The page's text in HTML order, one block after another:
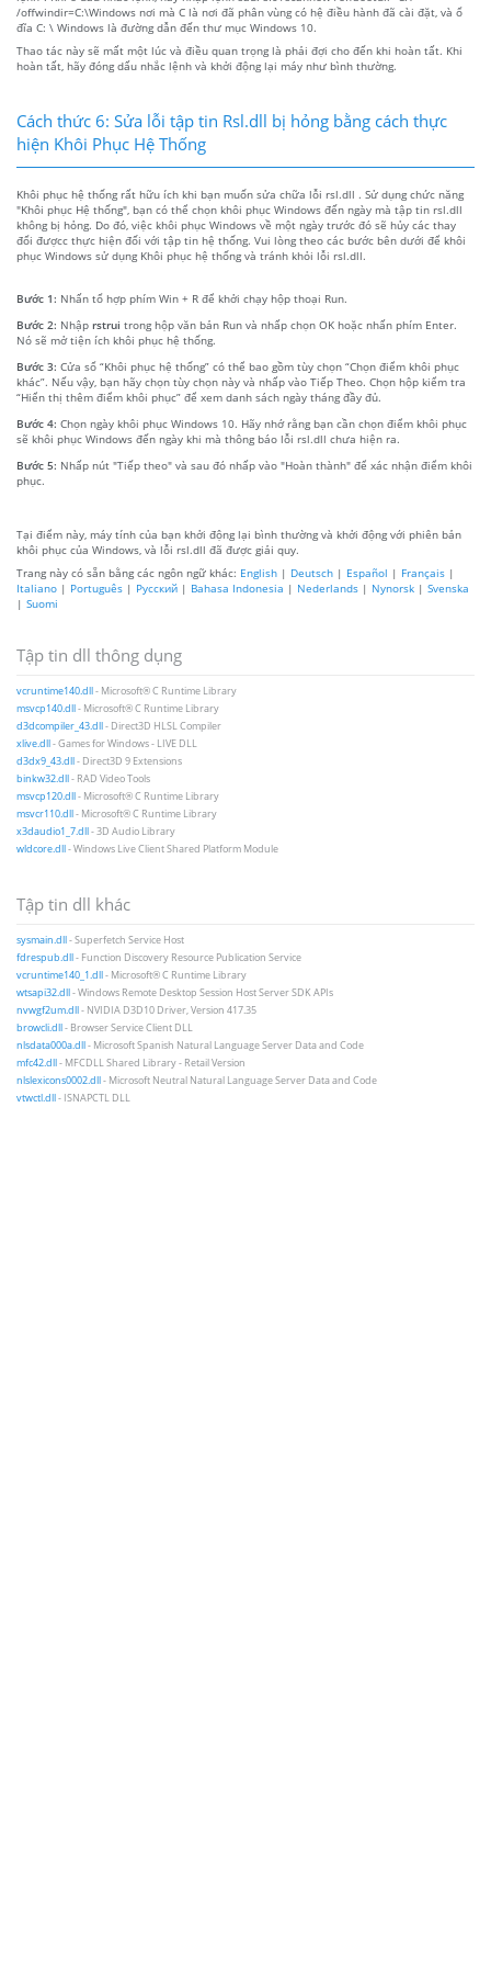
/offwindir=C:\Windows nơi mà C là nơi đã phân vùng có hệ điều hành đã cài đặt, và ổ
đĩa C: \ Windows là đường dẫn đến thư mục Windows 10.
Thao tác này sẽ mất một lúc và điều quan trọng là phải đợi cho đến khi hoàn tất. Khi
hoàn tất, hãy đóng dấu nhắc lệnh và khởi động lại máy như bình thường.
Cách thức 6: Sửa lỗi tập tin Rsl.dll bị hỏng bằng cách thực
hiện Khôi Phục Hệ Thống
Khôi phục hệ thống rất hữu ích khi bạn muốn sửa chữa lỗi rsl.dll . Sử dụng chức năng
"Khôi phục Hệ thống", bạn có thể chọn khôi phục Windows đến ngày mà tập tin rsl.dll
không bị hỏng. Do đó, việc khôi phục Windows về một ngày trước đó sẽ hủy các thay
đổi đượcc thực hiện đối với tập tin hệ thống. Vui lòng theo các bước bên dưới để khôi
phục Windows sử dụng Khôi phục hệ thống và tránh khỏi lỗi rsl.dll.
Bước 1: Nhấn tổ hợp phím Win + R để khởi chạy hộp thoại Run.
Bước 2: Nhập rstrui trong hộp văn bản Run và nhấp chọn OK hoặc nhấn phím Enter.
Nó sẽ mở tiện ích khôi phục hệ thống.
Bước 3: Cửa sổ “Khôi phục hệ thống” có thể bao gồm tùy chọn “Chọn điểm khôi phục
khác”. Nếu vậy, bạn hãy chọn tùy chọn này và nhấp vào Tiếp Theo. Chọn hộp kiểm tra
“Hiển thị thêm điểm khôi phục” để xem danh sách ngày tháng đầy đủ.
Bước 4: Chọn ngày khôi phục Windows 10. Hãy nhớ rằng bạn cần chọn điểm khôi phục
sẽ khôi phục Windows đến ngày khi mà thông báo lỗi rsl.dll chưa hiện ra.
Bước 5: Nhấp nút "Tiếp theo" và sau đó nhấp vào "Hoàn thành" để xác nhận điểm khôi
phục.
Tại điểm này, máy tính của bạn khởi động lại bình thường và khởi động với phiên bản
khôi phục của Windows, và lỗi rsl.dll đã được giải quy.
Trang này có sẵn bằng các ngôn ngữ khác: English | Deutsch | Español | Français |
Italiano | Português | Русский | Bahasa Indonesia | Nederlands | Nynorsk | Svenska
| Suomi
Tập tin dll thông dụng
vcruntime140.dll- Microsoft® C Runtime Library
msvcp140.dll- Microsoft® C Runtime Library
d3dcompiler_43.dll- Direct3D HLSL Compiler
xlive.dll- Games for Windows - LIVE DLL
d3dx9_43.dll- Direct3D 9 Extensions
binkw32.dll- RAD Video Tools
msvcp120.dll- Microsoft® C Runtime Library
msvcr110.dll- Microsoft® C Runtime Library
x3daudio1_7.dll- 3D Audio Library
wldcore.dll- Windows Live Client Shared Platform Module
Tập tin dll khác
sysmain.dll- Superfetch Service Host
fdrespub.dll- Function Discovery Resource Publication Service
vcruntime140_1.dll- Microsoft® C Runtime Library
wtsapi32.dll- Windows Remote Desktop Session Host Server SDK APIs
nvwgf2um.dll- NVIDIA D3D10 Driver, Version 417.35
browcli.dll- Browser Service Client DLL
nlsdata000a.dll- Microsoft Spanish Natural Language Server Data and Code
mfc42.dll- MFCDLL Shared Library - Retail Version
nlslexicons0002.dll- Microsoft Neutral Natural Language Server Data and Code
vtwctl.dll- ISNAPCTL DLL